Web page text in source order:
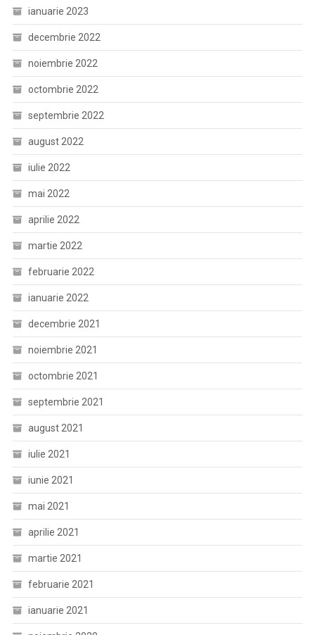
ianuarie 2023
decembrie 2022
noiembrie 2022
octombrie 2022
septembrie 2022
august 2022
iulie 2022
mai 2022
aprilie 2022
martie 2022
februarie 2022
ianuarie 2022
decembrie 2021
noiembrie 2021
octombrie 2021
septembrie 2021
august 2021
iulie 2021
iunie 2021
mai 2021
aprilie 2021
martie 2021
februarie 2021
ianuarie 2021